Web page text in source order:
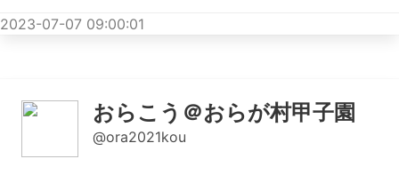
2023-07-07 09:00:01
おらこう＠おらが村甲子園
@ora2021kou